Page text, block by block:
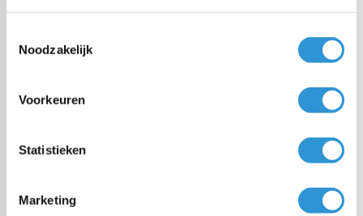
Noodzakelijk
Voorkeuren
Statistieken
Marketing
Description
Bâche professionnelle et étanche adaptée aux applications plus
lourdes et/ou aux couvertures à longue terme.
La couche supérieure a une finition brillante pour un meilleur
nettoyage et une durée de vie plus longue. Produit Européen donc
Ourlet soudé tout autour et équipé des œillets en inox diam. intérieure
2x3 | 3x3 | 3x4 | 3x5 | 3x6 | 4x5 | 4x6 | 5x6 | 5x7 | 5x8 | 6x6 | 6x7 | 6x8 | 6x9